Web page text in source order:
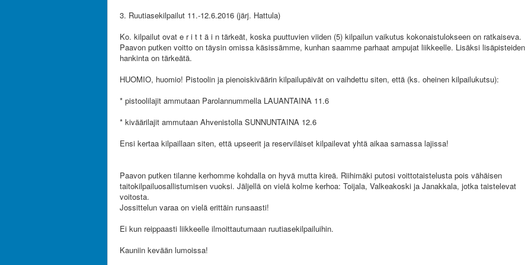
3. Ruutiasekilpailut 11.-12.6.2016 (järj. Hattula)
Ko. kilpailut ovat e r i t t ä i n tärkeät, koska puuttuvien viiden (5) kilpailun vaikutus kokonaistulokseen on ratkaiseva.
Paavon putken voitto on täysin omissa käsissämme, kunhan saamme parhaat ampujat liikkeelle. Lisäksi lisäpisteiden
hankinta on tärkeätä.
HUOMIO, huomio! Pistoolin ja pienoiskiväärin kilpailupäivät on vaihdettu siten, että (ks. oheinen kilpailukutsu):
* pistoolilajit ammutaan Parolannummella LAUANTAINA 11.6
* kiväärilajit ammutaan Ahvenistolla SUNNUNTAINA 12.6
Ensi kertaa kilpaillaan siten, että upseerit ja reserviläiset kilpailevat yhtä aikaa samassa lajissa!
Paavon putken tilanne kerhomme kohdalla on hyvä mutta kireä. Riihimäki putosi voittotaistelusta pois vähäisen
taitokilpailuosallistumisen vuoksi. Jäljellä on vielä kolme kerhoa: Toijala, Valkeakoski ja Janakkala, jotka taistelevat
voitosta.
Jossittelun varaa on vielä erittäin runsaasti!
Ei kun reippaasti liikkeelle ilmoittautumaan ruutiasekilpailuihin.
Kauniin kevään lumoissa!